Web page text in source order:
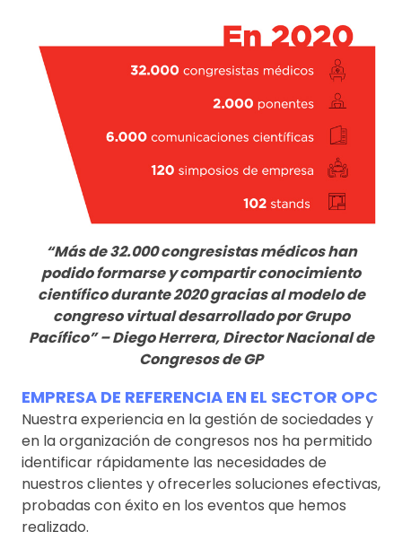
“Más de 32.000 congresistas médicos han
podido formarse y compartir conocimiento
científico durante 2020 gracias al modelo de
congreso virtual desarrollado por Grupo
Pacífico” – Diego Herrera, Director Nacional de
Congresos de GP
EMPRESA DE REFERENCIA EN EL SECTOR OPC
Nuestra experiencia en la gestión de sociedades y
en la organización de congresos nos ha permitido
identificar rápidamente las necesidades de
nuestros clientes y ofrecerles soluciones efectivas,
probadas con éxito en los eventos que hemos
realizado.